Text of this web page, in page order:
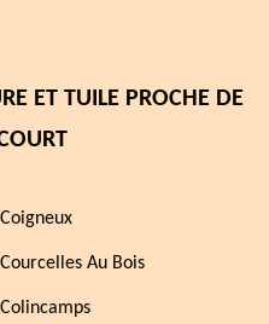
ET TUILE PROCHE DE
Au Bois